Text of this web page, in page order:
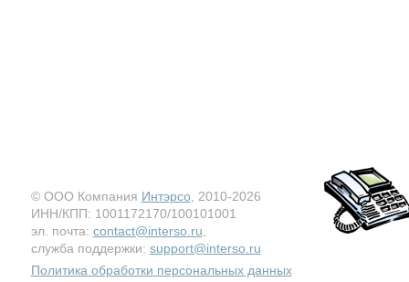
© ООО Компания Интэрсо , 2010-2026
ИНН/КПП: 1001172170/100101001
эл. почта: contact@interso.ru
служба поддержки: support@interso.ru
Политика обработки персональных данных